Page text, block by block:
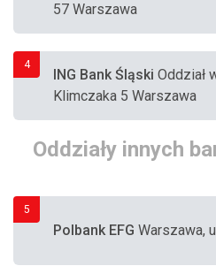
57 Warszawa
4
ING Bank Śląski Oddział
Klimczaka 5 Warszawa
Oddziały innych
5
Polbank EFG Warszawa,